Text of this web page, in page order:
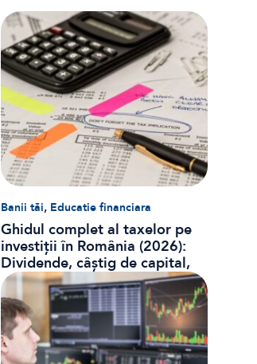
Banii tăi, Educatie financiara
Ghidul complet al taxelor pe
investiții în România (2026):
Dividende, câștig de capital,
dobânzi și CASS